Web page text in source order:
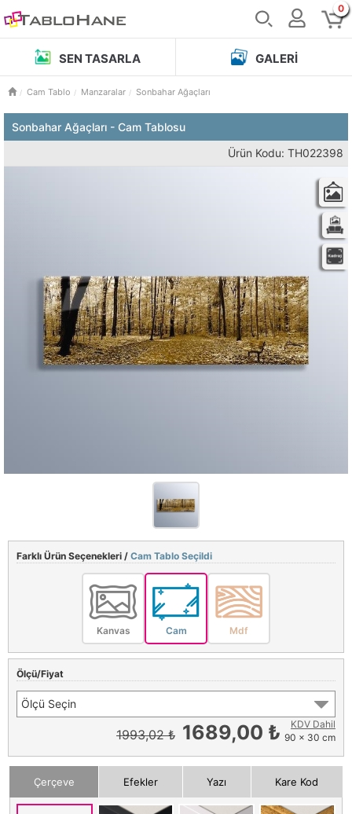
0
SEN TASARLA GALERI
Cam Tablo Manzaralar Sonbahar Ağaçları
Sonbahar Ağaçları - Cam Tablosu
Ürün Kodu: TH022398
Farklı Ürün Seçenekleri / Cam Tablo Seçildi
Kanvas Cam Mdf
Ölçü/Fiyat
Ölçü Seçin
1993,02 ₺ 1689,00 ₺
KDV Dahil
90 x 30 cm
Çerçeve Efekler Yazı Kare Kod